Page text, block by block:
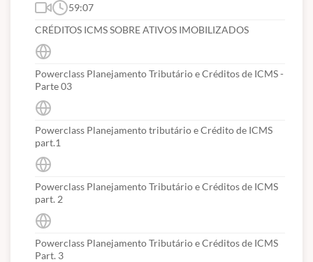
59:07
CRÉDITOS ICMS SOBRE ATIVOS IMOBILIZADOS
Powerclass Planejamento Tributário e Créditos de ICMS -
Parte 03
Powerclass Planejamento tributário e Crédito de ICMS
part.1
Powerclass Planejamento Tributário e Créditos de ICMS
part. 2
Powerclass Planejamento Tributário e Créditos de ICMS
Part. 3